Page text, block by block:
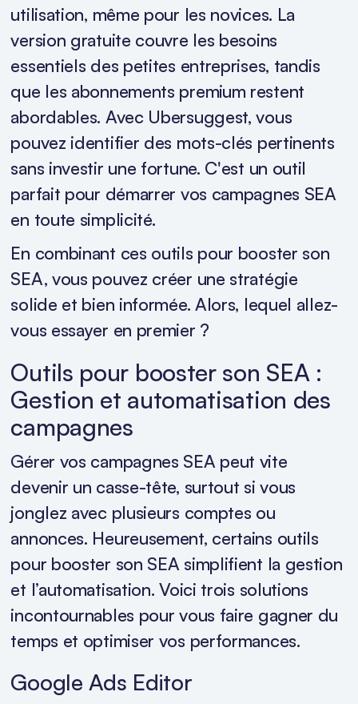
utilisation, même pour les novices. La
version gratuite couvre les besoins
essentiels des petites entreprises, tandis
que les abonnements premium restent
abordables. Avec Ubersuggest, vous
pouvez identifier des mots-clés pertinents
sans investir une fortune. C'est un outil
parfait pour démarrer vos campagnes SEA
en toute simplicité.
En combinant ces outils pour booster son
SEA, vous pouvez créer une stratégie
solide et bien informée. Alors, lequel allez-
vous essayer en premier ?
Outils pour booster son SEA :
Gestion et automatisation des
campagnes
Gérer vos campagnes SEA peut vite
devenir un casse-tête, surtout si vous
jonglez avec plusieurs comptes ou
annonces. Heureusement, certains outils
pour booster son SEA simplifient la gestion
et l’automatisation. Voici trois solutions
incontournables pour vous faire gagner du
temps et optimiser vos performances.
Google Ads Editor